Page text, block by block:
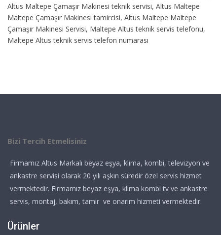
Altus Maltepe Çamaşır Makinesi teknik servisi, Altus Maltepe
Maltepe Çamaşır Makinesi tamircisi, Altus Maltepe Maltepe
Çamaşır Makinesi Servisi, Maltepe Altus teknik servis telefonu,
Maltepe Altus teknik servis telefon numarası
Bizi Tercih Etmelisiniz
Firmamız Altus Markalı beyaz eşya, klima, kombi, televizyon ve
ankastre servisi olarak 20 yılı aşkın süredir özel servis hizmet
vermektedir. Firmamız beyaz eşya, klima kombi tv ve ankastre
servis, montaj, bakım, tamir ve onarım hizmeti vermektedir.
Ürünler